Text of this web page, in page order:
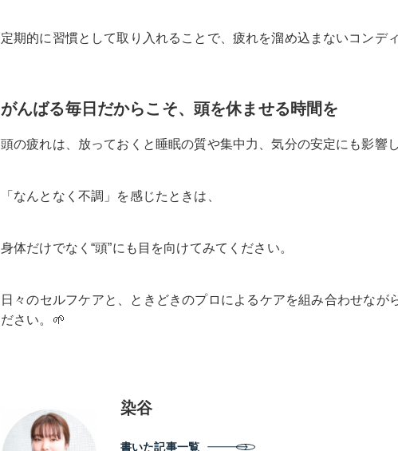
定期的に習慣として取り入れることで、疲れを溜め込まないコンデ
がんばる毎日だからこそ、頭を休ませる時間を
頭の疲れは、放っておくと 睡眠の質や集中力、気分の安定にも影響
「なんとなく不調」を感じたときは、
身体だけでなく“頭”にも目を向けてみてください。
日々のセルフケアと、ときどきのプロによるケアを組み合わせなが
ださい。🌱
染谷
書いた記事一覧